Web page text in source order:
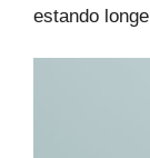
estando